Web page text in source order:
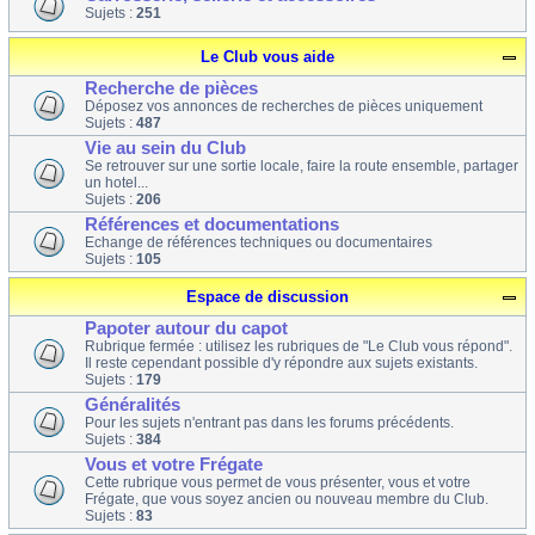
Sujets : 251
Le Club vous aide
Recherche de pièces
Déposez vos annonces de recherches de pièces uniquement
Sujets : 487
Vie au sein du Club
Se retrouver sur une sortie locale, faire la route ensemble, partager
un hotel...
Sujets : 206
Références et documentations
Echange de références techniques ou documentaires
Sujets : 105
Espace de discussion
Papoter autour du capot
Rubrique fermée : utilisez les rubriques de "Le Club vous répond".
Il reste cependant possible d'y répondre aux sujets existants.
Sujets : 179
Généralités
Pour les sujets n'entrant pas dans les forums précédents.
Sujets : 384
Vous et votre Frégate
Cette rubrique vous permet de vous présenter, vous et votre
Frégate, que vous soyez ancien ou nouveau membre du Club.
Sujets : 83